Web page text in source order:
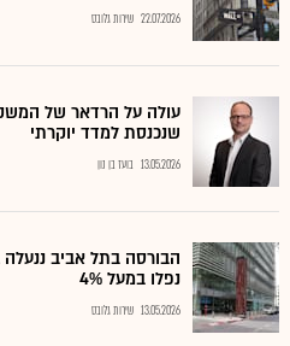
22.07.2026 שירות גלובס
עולה על הרדאר של
שנכנסת למדד יוקרתי
13.05.2026 בועז בן נון
הבורסה בתל אביב ננעלה
נפלו במעל 4%
13.05.2026 שירות גלובס